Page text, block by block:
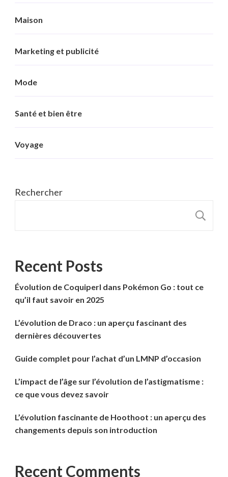
Maison
Marketing et publicité
Mode
Santé et bien être
Voyage
Rechercher
Recent Posts
Évolution de Coquiperl dans Pokémon Go : tout ce
qu’il faut savoir en 2025
L’évolution de Draco : un aperçu fascinant des
dernières découvertes
Guide complet pour l’achat d’un LMNP d’occasion
L’impact de l’âge sur l’évolution de l’astigmatisme :
ce que vous devez savoir
L’évolution fascinante de Hoothoot : un aperçu des
changements depuis son introduction
Recent Comments